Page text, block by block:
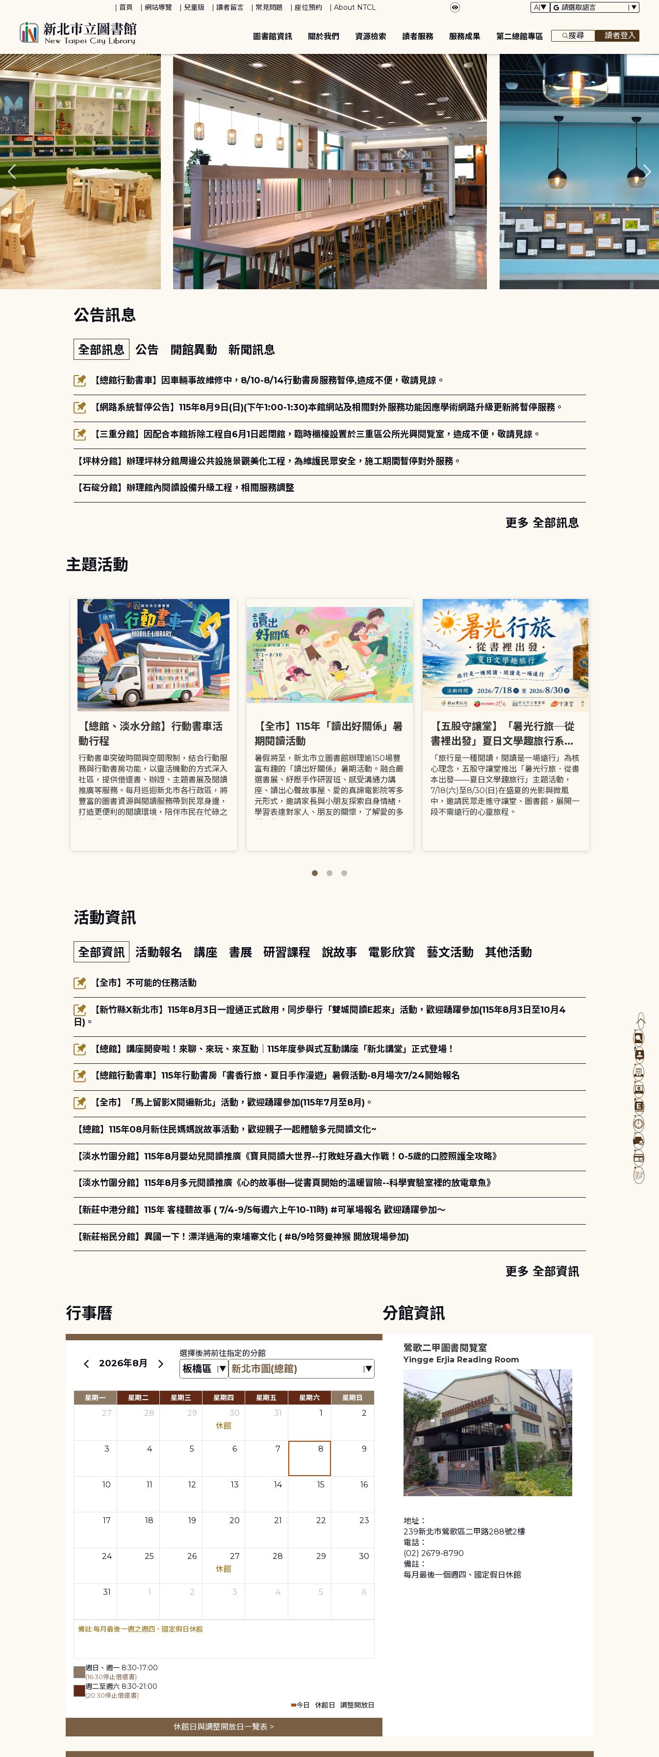
首頁 網站導覽 兒童版 讀者留言 常見問題 座位預約 About NTCL
圖書館資訊 關於我們 資源檢索 讀者服務 服務成果 第二總館專區 搜尋 讀者登入
公告訊息
全部訊息 公告 開館異動 新聞訊息
【總館行動書車】因車輛事故維修中，8/10-8/14行動書房服務暫停,造成不便，敬請見諒。
【網路系統暫停公告】115年8月9日(日)(下午1:00-1:30)本館網站及相關對外服務功能因應學術網路升級更新將暫停服務。
【三重分館】因配合本館拆除工程自6月1日起閉館，臨時櫃檯設置於三重區公所光興閱覽室，造成不便，敬請見諒。
【坪林分館】辦理坪林分館周邊公共設施景觀美化工程，為維護民眾安全，施工期間暫停對外服務。
【石碇分館】辦理館內閱讀設備升級工程，相關服務調整
更多 全部訊息
主題活動
【總館、淡水分館】行動書車活
動行程
行動書車突破時間與空間限制，結合行動服
務與行動書房功能，以靈活機動的方式深入
社區，提供借還書、辦證、主題書展及閱讀
推廣等服務。每月巡迴新北市各行政區，將
豐富的圖書資源與閱讀服務帶到民眾身邊，
打造更便利的閱讀環境，陪伴市民在忙碌之
【全市】115年「讀出好關係」暑
期閱讀活動
暑假將至，新北市立圖書館辦理逾150場豐
富有趣的「讀出好關係」暑期活動。融合嚴
選書展、紓壓手作研習班、感受溝通力講
座、讀出心聲故事屋、愛的真諦電影院等多
元形式，邀請家長與小朋友探索自身情緒，
學習表達對家人、朋友的關懷，了解愛的多
【五股守讓堂】「暑光行旅─從
書裡出發」夏日文學趣旅行系列
活動
「旅行是一種閱讀，閱讀是一場遠行」為核
心理念，五股守讓堂推出「暑光行旅．從書
本出發——夏日文學趣旅行」主題活動，
7/18(六)至8/30(日)在盛夏的光影與微風
中，邀請民眾走進守讓堂、圖書館，展開一
段不需遠行的心靈旅程。
活動資訊
全部資訊 活動報名 講座 書展 研習課程 說故事 電影欣賞 藝文活動 其他活動
【全市】不可能的任務活動
【新竹縣X新北市】115年8月3日一證通正式啟用，同步舉行「雙城閱讀E起來」活動，歡迎踴躍參加(115年8月3日至10月4
日)。
【總館】講座開麥啦！來聊、來玩、來互動｜115年度參與式互動講座「新北講堂」正式登場！
【總館行動書車】115年行動書房「書香行旅・夏日手作漫遊」暑假活動-8月場次7/24開始報名
【全市】「馬上留影X閱遍新北」活動，歡迎踴躍參加(115年7月至8月)。
【總館】115年08月新住民媽媽說故事活動，歡迎親子一起體驗多元閱讀文化~
【淡水竹圍分館】115年8月嬰幼兒閱讀推廣《寶貝閱讀大世界--打敗蛀牙蟲大作戰！0-5歲的口腔照護全攻略》
【淡水竹圍分館】115年8月多元閱讀推廣《心的故事樹—從書頁開始的溫暖冒險--科學實驗室裡的放電章魚》
【新莊中港分館】115年 客棧聽故事 ( 7/4-9/5每週六上午10-11時) #可單場報名 歡迎踴躍參加～
【新莊裕民分館】異國一下！漂洋過海的柬埔寨文化 ( #8/9哈努曼神猴 開放現場參加)
更多 全部資訊
行事曆
2026年8月
選擇後將前往指定的分館
星期一 星期二 星期三 星期四 星期五 星期六 星期日
27 28 29
30
休館
31 1 2
3 4 5 6 7 8 9
10 11 12 13 14 15 16
17 18 19 20 21 22 23
24 25 26
27
休館
28 29 30
31 1 2 3 4 5 6
每月最後一週之週四、國定假日休館
週日、週一 8:30-17:00
(16:30停止借還書)
週二至週六 8:30-21:00
(20:30停止借還書)
今日 休館日 調整開放日
休館日與調整開放日一覽表 >
分館資訊
鶯歌二甲圖書閱覽室
Yingge Erjia Reading Room
地址：
239新北市鶯歌區二甲路288號2樓
電話：
(02) 2679-8790
備註：
每月最後一個週四、國定假日休館